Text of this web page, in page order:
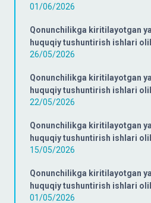
01/06/2026
Qonunchilikga kiritilayotgan
huquqiy tushuntirish ishlari
26/05/2026
Qonunchilikga kiritilayotgan
huquqiy tushuntirish ishlari
22/05/2026
Qonunchilikga kiritilayotgan
huquqiy tushuntirish ishlari
15/05/2026
Qonunchilikga kiritilayotgan
huquqiy tushuntirish ishlari
01/05/2026